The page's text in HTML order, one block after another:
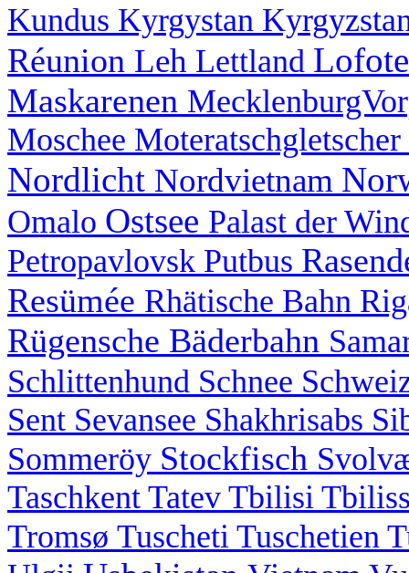
Kundus Kyrgystan
Réunion Leh Lettland
Maskarenen
Moschee Moteratschgletscher
Nordlicht Nordvietnam
Omalo Ostsee Palast der
Petropavlovsk Putbus
Resümée Rhätische Bahn
Rügensche Bäderbahn
Schlittenhund Schnee
Sent Sevansee Shakhrisabs
Sommeröy Stockfisch
Taschkent Tatev Tbilisi
Tromsø Tuscheti Tuschetien